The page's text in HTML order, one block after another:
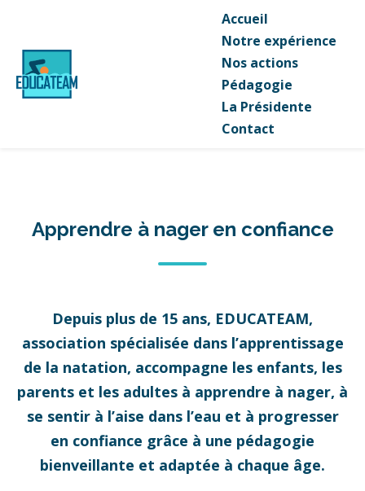
Accueil
Notre expérience
Nos actions
Pédagogie
La Présidente
Contact
Apprendre à nager en confiance
Depuis plus de 15 ans, EDUCATEAM,
association spécialisée dans l’apprentissage
de la natation, accompagne les enfants, les
parents et les adultes à apprendre à nager, à
se sentir à l’aise dans l’eau et à progresser
en confiance grâce à une pédagogie
bienveillante et adaptée à chaque âge.